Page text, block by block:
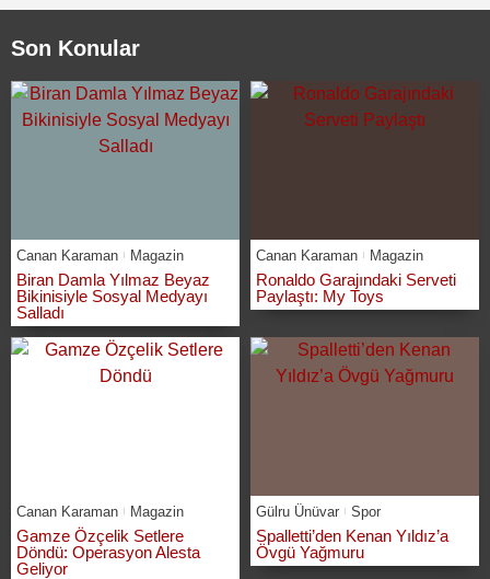
Son Konular
Canan Karaman Magazin
Biran Damla Yılmaz Beyaz
Bikinisiyle Sosyal Medyayı
Salladı
Canan Karaman Magazin
Ronaldo Garajındaki Serveti
Paylaştı: My Toys
Canan Karaman Magazin
Gamze Özçelik Setlere
Döndü: Operasyon Alesta
Geliyor
Gülru Ünüvar Spor
Spalletti’den Kenan Yıldız’a
Övgü Yağmuru